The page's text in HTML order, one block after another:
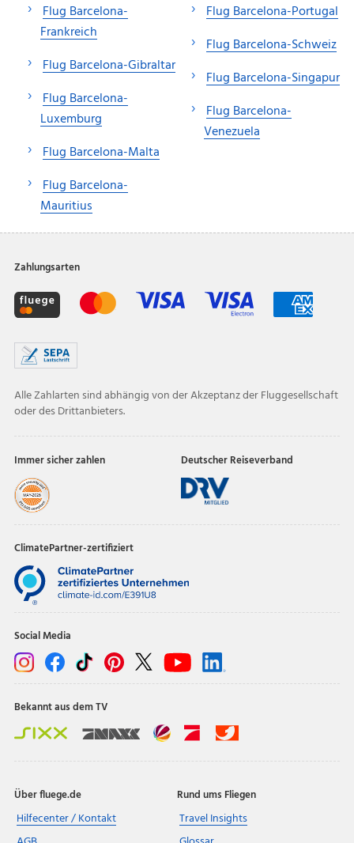
Flug Barcelona-
Frankreich
Flug Barcelona-Gibraltar
Flug Barcelona-
Luxemburg
Flug Barcelona-Malta
Flug Barcelona-
Mauritius
Flug Barcelona-Portugal
Flug Barcelona-Schweiz
Flug Barcelona-Singapur
Flug Barcelona-
Venezuela